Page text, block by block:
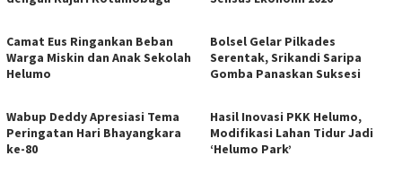
Camat Eus Ringankan Beban
Warga Miskin dan Anak Sekolah
Helumo
Bolsel Gelar Pilkades
Serentak, Srikandi Saripa
Gomba Panaskan Suksesi
Wabup Deddy Apresiasi Tema
Peringatan Hari Bhayangkara
ke-80
Hasil Inovasi PKK Helumo,
Modifikasi Lahan Tidur Jadi
‘Helumo Park’